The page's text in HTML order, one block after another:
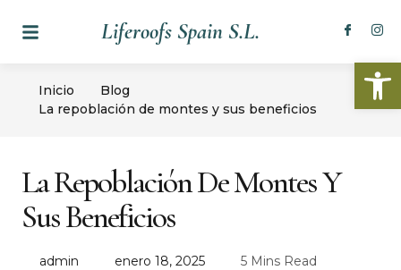
Liferoofs Spain S.L.
Inicio
Blog
La repoblación de montes y sus beneficios
La Repoblación De Montes Y
Sus Beneficios
admin enero 18, 2025 5 Mins Read